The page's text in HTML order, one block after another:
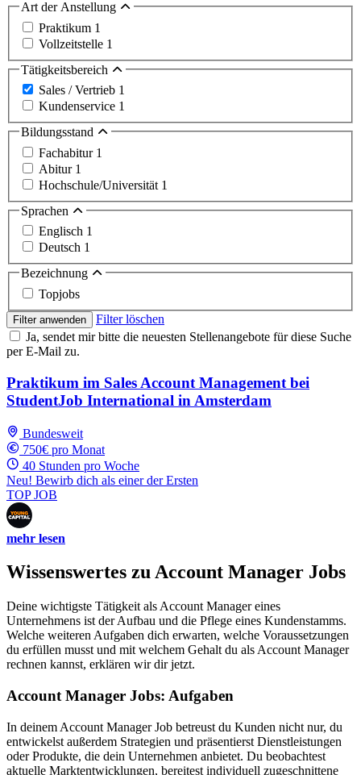
Art der Anstellung
Praktikum 1
Vollzeitstelle 1
Tätigkeitsbereich
Sales / Vertrieb 1
Kundenservice 1
Bildungsstand
Fachabitur 1
Abitur 1
Hochschule/Universität 1
Sprachen
Englisch 1
Deutsch 1
Bezeichnung
Topjobs
Filter anwenden
Filter löschen
Ja, sendet mir bitte die neuesten Stellenangebote für diese Suche
per E-Mail zu.
Praktikum im Sales Account Management bei
StudentJob International in Amsterdam
Bundesweit
750€ pro Monat
40 Stunden pro Woche
Neu! Bewirb dich als einer der Ersten
TOP JOB
mehr lesen
Wissenswertes zu Account Manager Jobs
Deine wichtigste Tätigkeit als Account Manager eines
Unternehmens ist der Aufbau und die Pflege eines Kundenstamms.
Welche weiteren Aufgaben dich erwarten, welche Voraussetzungen
du erfüllen musst und mit welchem Gehalt du als Account Manager
rechnen kannst, erklären wir dir jetzt.
Account Manager Jobs: Aufgaben
In deinem Account Manager Job betreust du Kunden nicht nur, du
entwickelst außerdem Strategien und präsentierst Dienstleistungen
oder Produkte, die dein Unternehmen anbietet. Du beobachtest
aktuelle Marktentwicklungen, bereitest individuell zugeschnittene